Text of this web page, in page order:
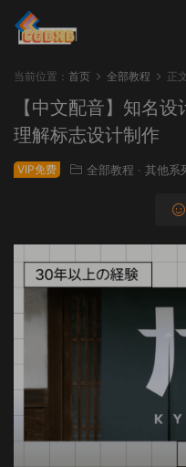
当前位置： 首页 全部教程 正
【中文配音】知名
理解标志设计制作
VIP免费 全部教程 · 其他系